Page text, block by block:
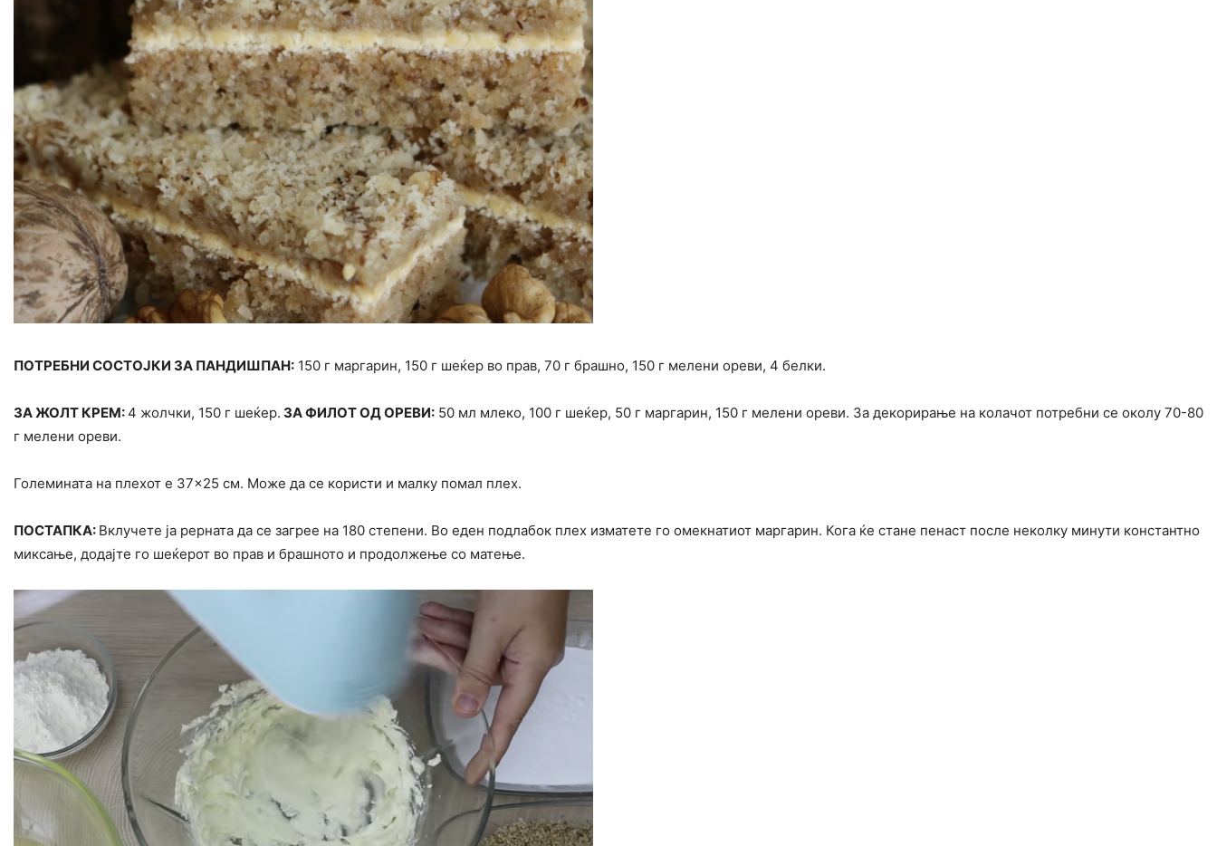
ПОТРЕБНИ СОСТОЈКИ ЗА ПАНДИШПАН: 150 г маргарин, 150 г шеќер во прав, 70 г брашно, 150 г мелени ореви, 4 белки.
ЗА ЖОЛТ КРЕМ:4 жолчки, 150 г шеќер. ЗА ФИЛОТ ОД ОРЕВИ: 50 мл млеко, 100 г шеќер, 50 г маргарин, 150 г мелени ореви. За декорирање на колачот потребни се околу 70-80
г мелени ореви.
Големината на плехот е 37×25 см. Може да се користи и малку помал плех.
ПОСТАПКА: Вклучете ја рерната да се загрее на 180 степени. Во еден подлабок плех изматете го омекнатиот маргарин. Кога ќе стане пенаст после неколку минути константно
миксање, додајте го шеќерот во прав и брашното и продолжење со матење.